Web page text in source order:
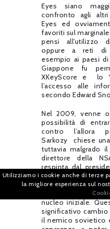
Eyes siano
confronto agli
Eyes ed
favoriti sul
pensi all’utilizzo
oppure a reti di
esempio ai paesi di
Giappone fu
XKeyScore e
lo
l’accesso alle
secondo Edward
Nel 2009, venne
possibilità di
contro l’allora
Sarkozy
chiese
tuttavia malgrado il
direttore della
respinta dal
recente, riporta la
che il governo
ipotizzato
nucleo iniziale.
significativo
il nemico sovietico
Utilizziamo i cookie anche di terze
la migliore esperienza sul